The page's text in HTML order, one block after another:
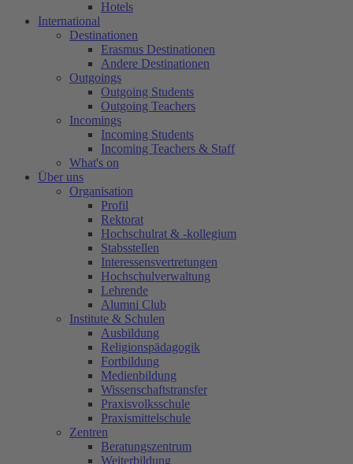
Hotels
International
Destinationen
Erasmus Destinationen
Andere Destinationen
Outgoings
Outgoing Students
Outgoing Teachers
Incomings
Incoming Students
Incoming Teachers & Staff
What's on
Über uns
Organisation
Profil
Rektorat
Hochschulrat & -kollegium
Stabsstellen
Interessensvertretungen
Hochschulverwaltung
Lehrende
Alumni Club
Institute & Schulen
Ausbildung
Religionspädagogik
Fortbildung
Medienbildung
Wissenschaftstransfer
Praxisvolksschule
Praxismittelschule
Zentren
Beratungszentrum
Weiterbildung